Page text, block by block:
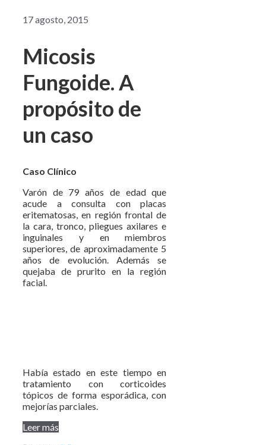
17 agosto, 2015
Micosis
Fungoide. A
propósito de
un caso
Caso Clínico
Varón de 79 años de edad que
acude a consulta con placas
eritematosas, en región frontal de
la cara, tronco, pliegues axilares e
inguinales y en miembros
superiores, de aproximadamente 5
años de evolución. Además se
quejaba de prurito en la región
facial.
Había estado en este tiempo en
tratamiento con corticoides
tópicos de forma esporádica, con
mejorías parciales.
Leer más